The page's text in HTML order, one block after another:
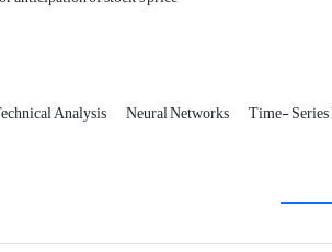
Analysis Neural Networks Time-